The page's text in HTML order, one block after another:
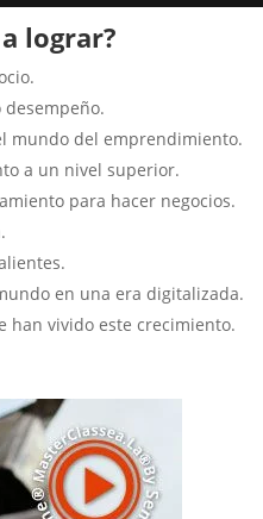
lograr?
mundo del emprendimiento.
a un nivel superior.
para hacer negocios.
en una era digitalizada.
han vivido este crecimiento.